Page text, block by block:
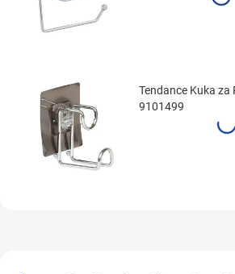
Tendance Kuka za
9101499